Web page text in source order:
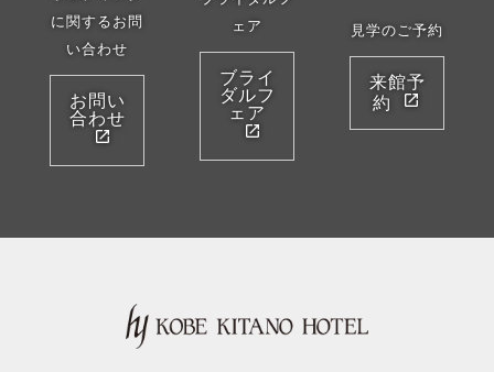
に関するお問
い合わせ
お問い
合わせ
ェア
ブライ
ダルフ
ェア
見学のご予約
来館予
約